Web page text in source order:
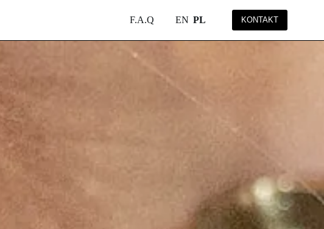
F.A.Q EN PL KONTAKT